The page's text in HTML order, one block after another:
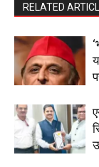
RELATED